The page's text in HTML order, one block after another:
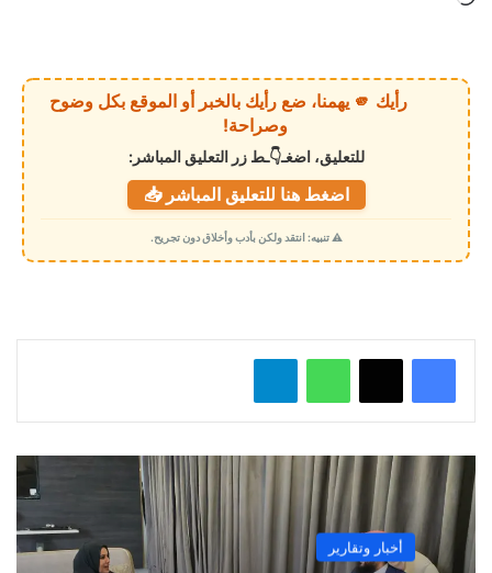
ي
م
ي
رأيك 🫵 يهمنا، ضع رأيك بالخبر أو الموقع بكل وضوح
وصراحة!
للتعليق، اضغـ👇ـط زر التعليق المباشر:
اضغط هنا للتعليق المباشر 📥
⚠️ تنبيه: انتقد ولكن بأدب وأخلاق دون تجريح.
واتساب
أخبار وتقارير